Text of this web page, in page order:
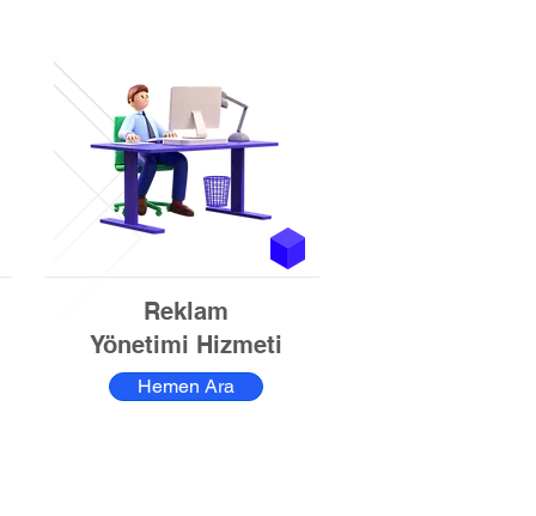
Reklam
Yönetimi Hizmeti
Hemen Ara